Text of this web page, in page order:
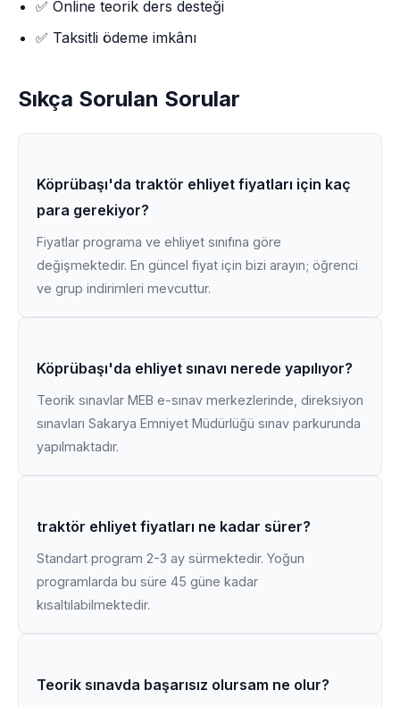
✅ Online teorik ders desteği
✅ Taksitli ödeme imkânı
Sıkça Sorulan Sorular
Köprübaşı'da traktör ehliyet fiyatları için kaç
para gerekiyor?
Fiyatlar programa ve ehliyet sınıfına göre
değişmektedir. En güncel fiyat için bizi arayın; öğrenci
ve grup indirimleri mevcuttur.
Köprübaşı'da ehliyet sınavı nerede yapılıyor?
Teorik sınavlar MEB e-sınav merkezlerinde, direksiyon
sınavları Sakarya Emniyet Müdürlüğü sınav parkurunda
yapılmaktadır.
traktör ehliyet fiyatları ne kadar sürer?
Standart program 2-3 ay sürmektedir. Yoğun
programlarda bu süre 45 güne kadar
kısaltılabilmektedir.
Teorik sınavda başarısız olursam ne olur?